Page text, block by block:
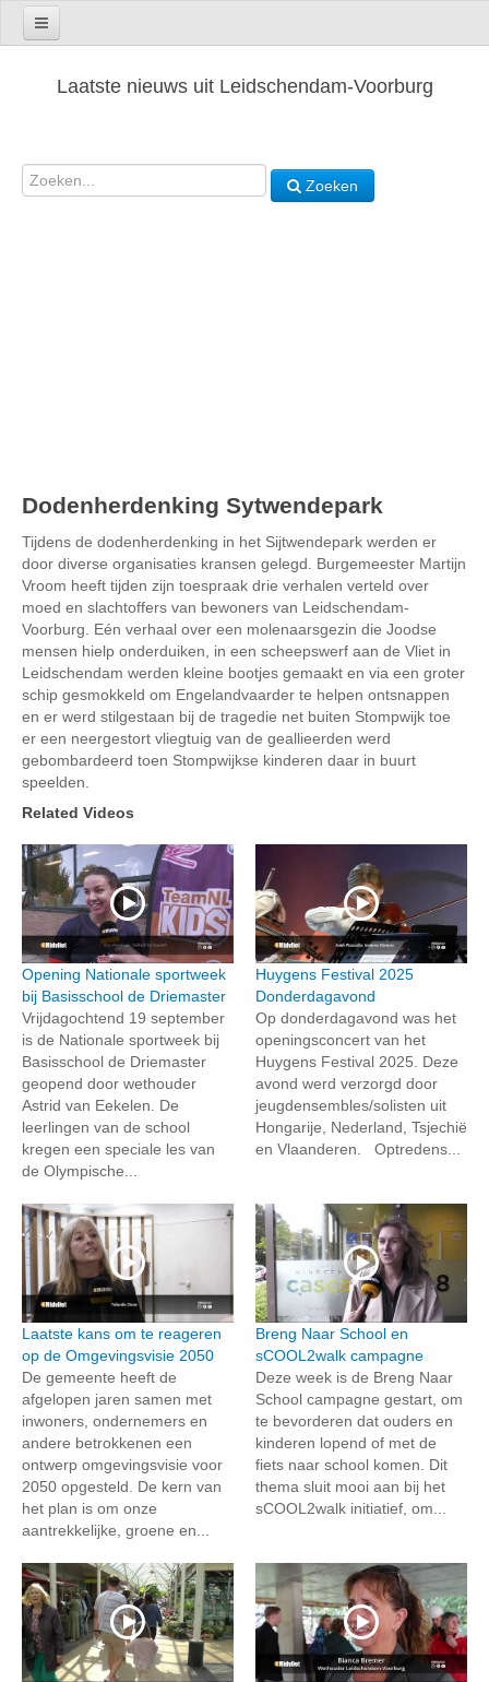
Laatste nieuws uit Leidschendam-Voorburg
Zoeken
Dodenherdenking Sytwendepark
Tijdens de dodenherdenking in het Sijtwendepark werden er
door diverse organisaties kransen gelegd. Burgemeester Martijn
Vroom heeft tijden zijn toespraak drie verhalen verteld over
moed en slachtoffers van bewoners van Leidschendam-
Voorburg. Eén verhaal over een molenaarsgezin die Joodse
mensen hielp onderduiken, in een scheepswerf aan de Vliet in
Leidschendam werden kleine bootjes gemaakt en via een groter
schip gesmokkeld om Engelandvaarder te helpen ontsnappen
en er werd stilgestaan bij de tragedie net buiten Stompwijk toe
er een neergestort vliegtuig van de geallieerden werd
gebombardeerd toen Stompwijkse kinderen daar in buurt
speelden.
Related Videos
Opening Nationale sportweek
bij Basisschool de Driemaster
Vrijdagochtend 19 september
is de Nationale sportweek bij
Basisschool de Driemaster
geopend door wethouder
Astrid van Eekelen. De
leerlingen van de school
kregen een speciale les van
de Olympische...
Huygens Festival 2025
Donderdagavond
Op donderdagavond was het
openingsconcert van het
Huygens Festival 2025. Deze
avond werd verzorgd door
jeugdensembles/solisten uit
Hongarije, Nederland, Tsjechië
en Vlaanderen. Optredens...
Laatste kans om te reageren
op de Omgevingsvisie 2050
De gemeente heeft de
afgelopen jaren samen met
inwoners, ondernemers en
andere betrokkenen een
ontwerp omgevingsvisie voor
2050 opgesteld. De kern van
het plan is om onze
aantrekkelijke, groene en...
Breng Naar School en
sCOOL2walk campagne
Deze week is de Breng Naar
School campagne gestart, om
te bevorderen dat ouders en
kinderen lopend of met de
fiets naar school komen. Dit
thema sluit mooi aan bij het
sCOOL2walk initiatief, om...